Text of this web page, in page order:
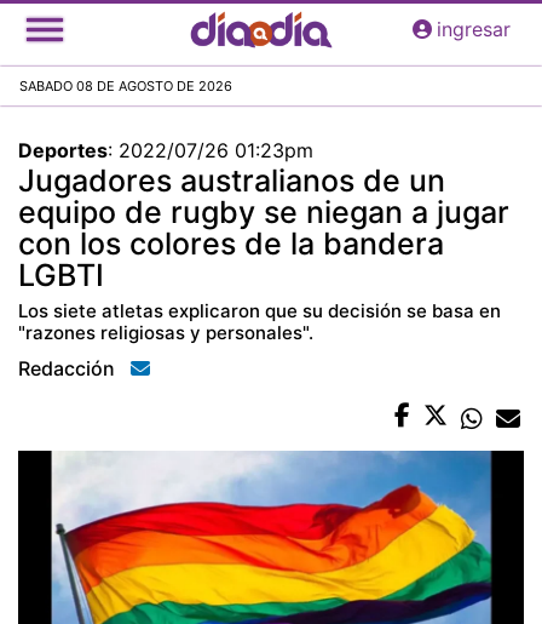
Pasar
al
principal
ingresar
SABADO 08 DE AGOSTO DE 2026
Deportes: 2022/07/26 01:23pm
Jugadores australianos de un
equipo de rugby se niegan a jugar
con los colores de la bandera
LGBTI
Los siete atletas explicaron que su decisión se basa en
"razones religiosas y personales".
Redacción